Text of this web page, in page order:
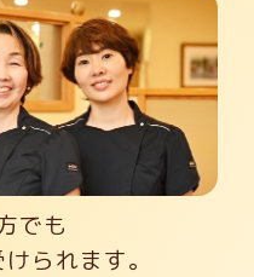
でも
られます。